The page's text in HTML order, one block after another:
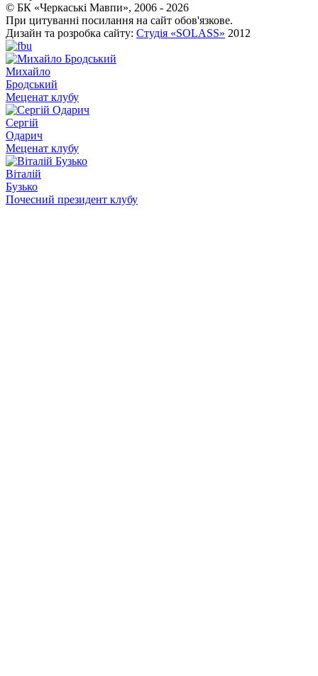
© БК «Черкаські Мавпи», 2006 - 2026
При цитуванні посилання на сайт обов'язкове.
Дизайн та розробка сайту: Студія «SOLASS» 2012
Михайло
Бродський
Меценат клубу
Сергій
Одарич
Меценат клубу
Віталій
Бузько
Почесний президент клубу